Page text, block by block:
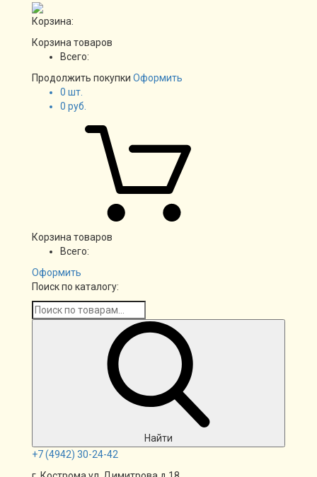
Корзина:
Корзина товаров
Всего:
Продолжить покупки Оформить
0 шт.
0 руб.
Корзина товаров
Всего:
Оформить
Поиск по каталогу:
Найти
+7(4942) 30-24-42